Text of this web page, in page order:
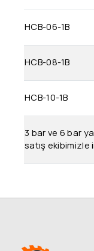
Walvoil /
Differ
Hidrolik Selenoid
Aron
Yardımcı Hat
HCB-06-1B
HCB-08-1B
HCB-10-1B
3 bar ve 6 bar
satış